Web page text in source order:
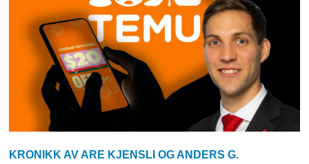
KRONIKK AV ARE KJENSLI OG ANDERS G.